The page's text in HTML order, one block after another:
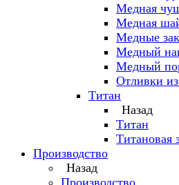
Медная
Медная
Медные
Медный
Медный
Отливки
Титан
Назад
Титан
Титановая
Производство
Назад
Производство